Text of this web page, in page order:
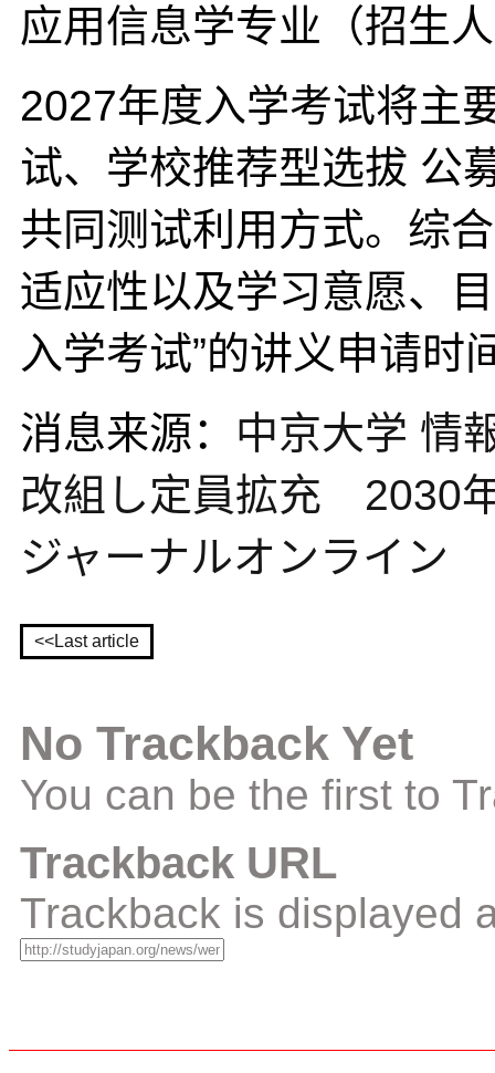
应用信息学专业（招生
2027年度入学考试将主
试、学校推荐型选拔 公
共同测试利用方式。综
适应性以及学习意愿、
入学考试”的讲义申请时
消息来源： 中京大学 情
改組し定員拡充 2030
ジャーナルオンライン
<<Last article
No Trackback Yet
You can be the first to
Trackback URL
Trackback is displayed